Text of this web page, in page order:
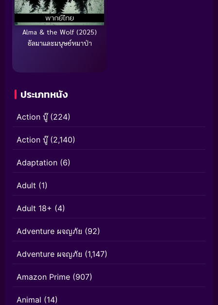
พากย์ไทย
Alma & the Wolf (2025)
อัลมาและมนุษย์หมาป่า
ประเภทหนัง
Action บู๊(224)
Action บู๊(2,140)
Adaptation (6)
Adult (1)
Adult 18+ (4)
Adventure ผจญภัย (92)
Adventure ผจญภัย (1,147)
Amazon Prime (907)
Animal (14)